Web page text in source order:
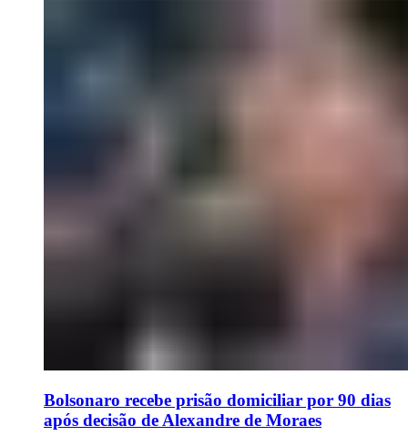
Bolsonaro recebe prisão domiciliar por 90 dias
após decisão de Alexandre de Moraes